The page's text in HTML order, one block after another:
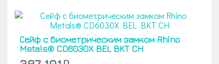
Сейф с биометрическим замком Rhino
Metals® CD6030X BEL BKT CH